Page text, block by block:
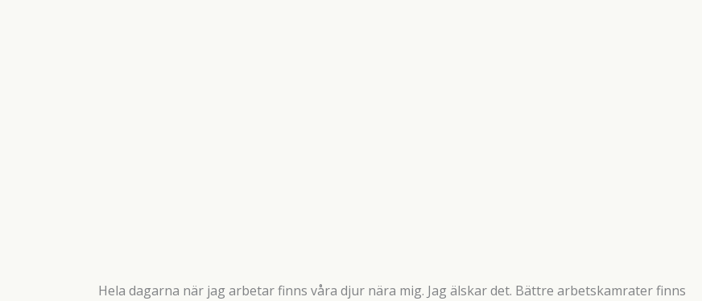
Hela dagarna när jag arbetar finns våra djur nära mig. Jag älskar det. Bättre arbetskamrater finns